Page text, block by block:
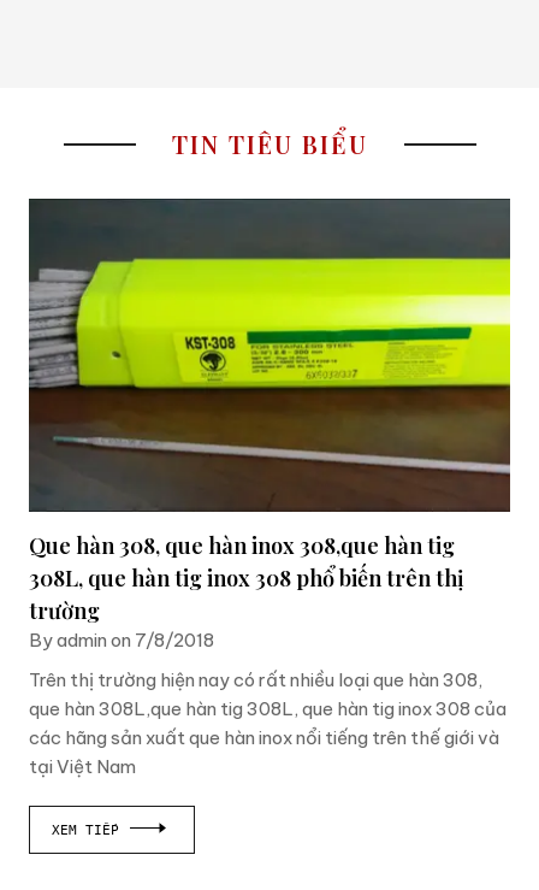
TIN TIÊU BIỂU
Que hàn 308, que hàn inox 308,que hàn tig
308L, que hàn tig inox 308 phổ biến trên thị
trường
By admin on 7/8/2018
Trên thị trường hiện nay có rất nhiều loại que hàn 308,
que hàn 308L,que hàn tig 308L, que hàn tig inox 308 của
các hãng sản xuất que hàn inox nổi tiếng trên thế giới và
tại Việt Nam
XEM TIẾP